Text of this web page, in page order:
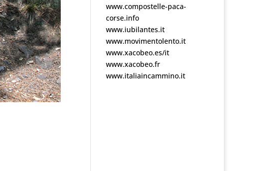
www.compostelle-paca-
corse.info
www.iubilantes.it
www.movimentolento.it
www.xacobeo.es/it
www.xacobeo.fr
www.italiaincammino.it